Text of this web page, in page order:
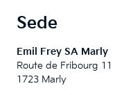
Sede
Emil Frey SA Marly
Route de Fribourg 11
1723 Marly